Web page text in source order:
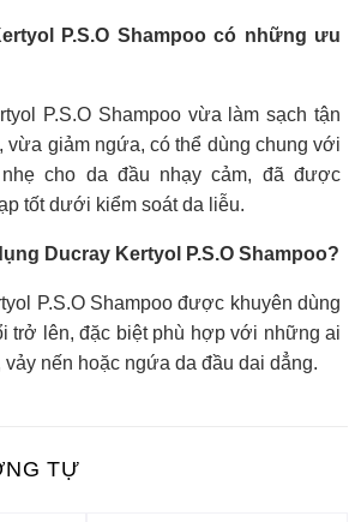
P.S.O Shampoo có những ưu
P.S.O Shampoo vừa làm sạch tận
vừa giảm ngứa, có thể dùng chung với
cho da đầu nhạy cảm, đã được
tốt dưới kiểm soát da liễu.
Ducray Kertyol P.S.O Shampoo?
P.S.O Shampoo được khuyên dùng
trở lên, đặc biệt phù hợp với những ai
nến hoặc ngứa da đầu dai dẳng.
TỰ